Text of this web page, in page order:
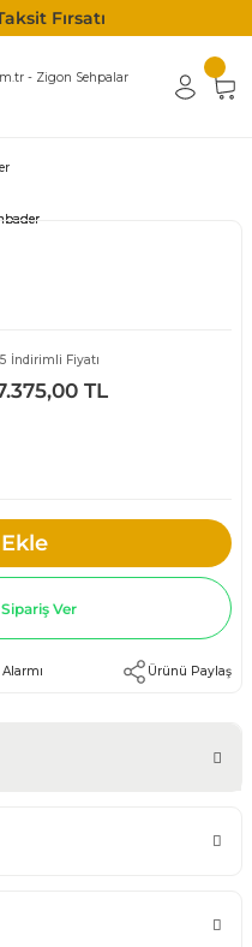
Fırsatı
İndirimli Fiyatı
TL
Ver
Ürünü Paylaş